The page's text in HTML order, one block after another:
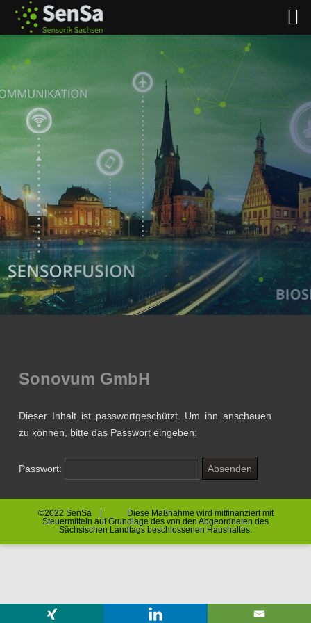
Sonovum GmbH
Dieser Inhalt ist passwortgeschützt. Um ihn anschauen
zu können, bitte das Passwort eingeben:
Passwort:
©2022 SenSa | Diese Maßnahme wird mitfinanziert mit
Steuermitteln auf Grundlage des von den Abgeordneten des
Sächsischen Landtags beschlossenen Haushaltes.